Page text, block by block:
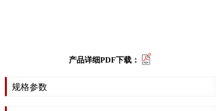
产品详细PDF下载：
规格参数